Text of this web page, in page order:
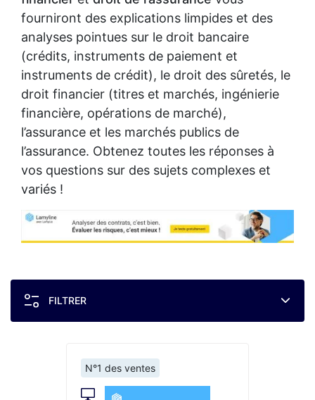
fourniront des explications limpides et des
analyses pointues sur le droit bancaire
(crédits, instruments de paiement et
instruments de crédit), le droit des sûretés, le
droit financier (titres et marchés, ingénierie
financière, opérations de marché),
l’assurance et les marchés publics de
l’assurance. Obtenez toutes les réponses à
vos questions sur des sujets complexes et
variés !
FILTRER
N°1 des ventes